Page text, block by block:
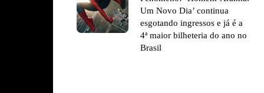
Um Novo Dia’ continua
esgotando ingressos e já é a
4ª maior bilheteria do ano no
Brasil